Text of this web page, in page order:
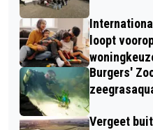
loopt
Burgers'
Vergeet